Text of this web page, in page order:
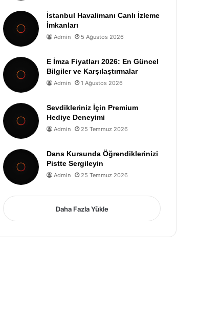
İstanbul Havalimanı Canlı İzleme
İmkanları
Admin 5 Ağustos 2026
E İmza Fiyatları 2026: En Güncel
Bilgiler ve Karşılaştırmalar
Admin 1 Ağustos 2026
Sevdikleriniz İçin Premium
Hediye Deneyimi
Admin 25 Temmuz 2026
Dans Kursunda Öğrendiklerinizi
Pistte Sergileyin
Admin 25 Temmuz 2026
Daha Fazla Yükle